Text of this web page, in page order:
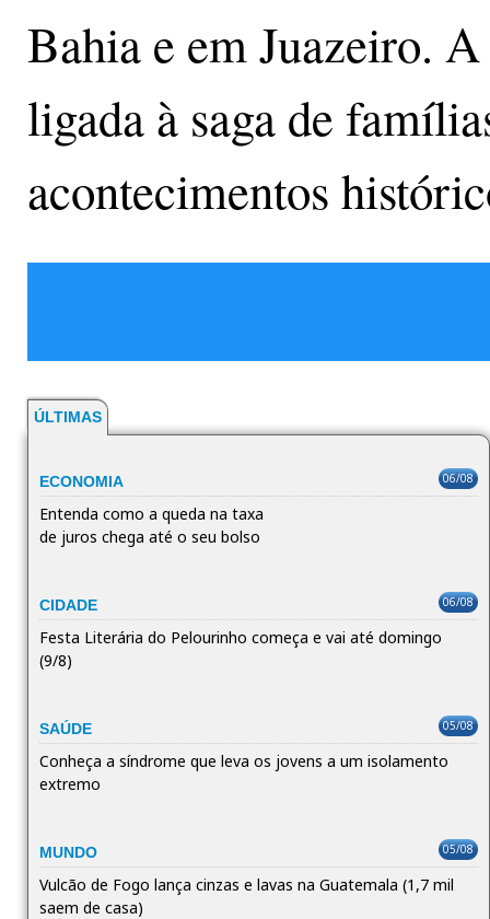
Bahia e em Juazeiro.
ligada à saga de
acontecimentos
ÚLTIMAS
ECONOMIA 06/08
Entenda como a queda na taxa
de juros chega até o seu bolso
CIDADE 06/08
Festa Literária do Pelourinho começa e vai até domingo
(9/8)
SAÚDE 05/08
Conheça a síndrome que leva os jovens a um isolamento
extremo
MUNDO 05/08
Vulcão de Fogo lança cinzas e lavas na Guatemala (1,7 mil
saem de casa)